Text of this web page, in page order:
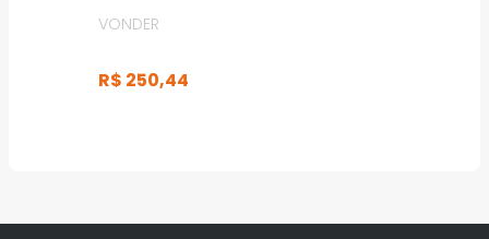
VONDER
R$ 250,44